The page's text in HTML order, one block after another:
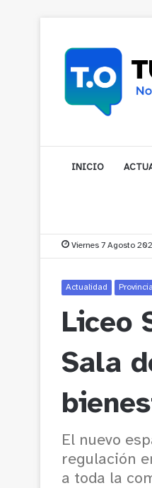
INICIO
Viernes 7 Agosto
Actualidad
Liceo
Sala
El nuevo
regulación
a toda la